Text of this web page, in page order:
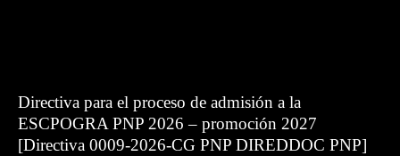
Directiva para el proceso de admisión a la
ESCPOGRA PNP 2026 – promoción 2027
[Directiva 0009-2026-CG PNP DIREDDOC PNP]